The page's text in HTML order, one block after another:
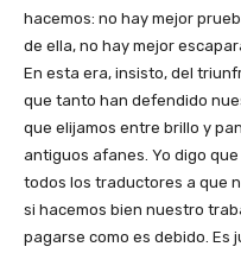
hacemos: no hay mejor
de ella, no hay mejor
En esta era, insisto, del
que tanto han defendido
que elijamos entre brillo y
antiguos afanes. Yo digo
todos los traductores a que
si hacemos bien nuestro
pagarse como es debido. Es